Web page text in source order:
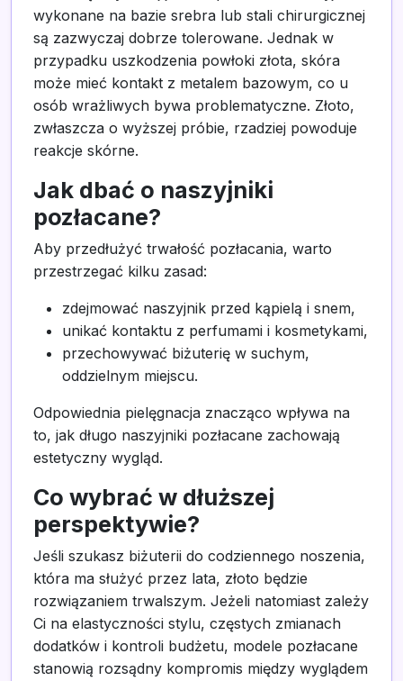
wykonane na bazie srebra lub stali chirurgicznej
są zazwyczaj dobrze tolerowane. Jednak w
przypadku uszkodzenia powłoki złota, skóra
może mieć kontakt z metalem bazowym, co u
osób wrażliwych bywa problematyczne. Złoto,
zwłaszcza o wyższej próbie, rzadziej powoduje
reakcje skórne.
Jak dbać o naszyjniki
pozłacane?
Aby przedłużyć trwałość pozłacania, warto
przestrzegać kilku zasad:
zdejmować naszyjnik przed kąpielą i snem,
unikać kontaktu z perfumami i kosmetykami,
przechowywać biżuterię w suchym,
oddzielnym miejscu.
Odpowiednia pielęgnacja znacząco wpływa na
to, jak długo naszyjniki pozłacane zachowają
estetyczny wygląd.
Co wybrać w dłuższej
perspektywie?
Jeśli szukasz biżuterii do codziennego noszenia,
która ma służyć przez lata, złoto będzie
rozwiązaniem trwalszym. Jeżeli natomiast zależy
Ci na elastyczności stylu, częstych zmianach
dodatków i kontroli budżetu, modele pozłacane
stanowią rozsądny kompromis między wyglądem